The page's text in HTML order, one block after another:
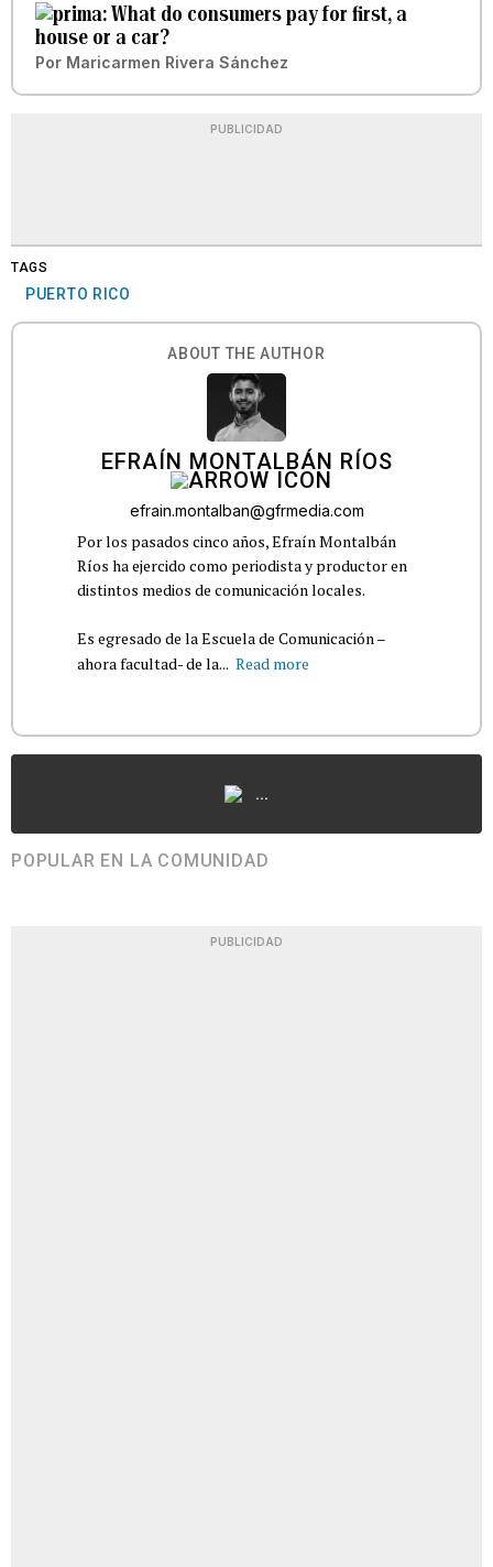
What do consumers pay for first, a
house or a car?
Por Maricarmen Rivera Sánchez
PUBLICIDAD
TAGS
PUERTO RICO
ABOUT THE AUTHOR
EFRAÍN MONTALBÁN RÍOS
efrain.montalban@gfrmedia.com
Por los pasados cinco años, Efraín Montalbán
Ríos ha ejercido como periodista y productor en
distintos medios de comunicación locales.
Es egresado de la Escuela de Comunicación –
ahora facultad- de la... Read more
...
POPULAR EN LA COMUNIDAD
PUBLICIDAD